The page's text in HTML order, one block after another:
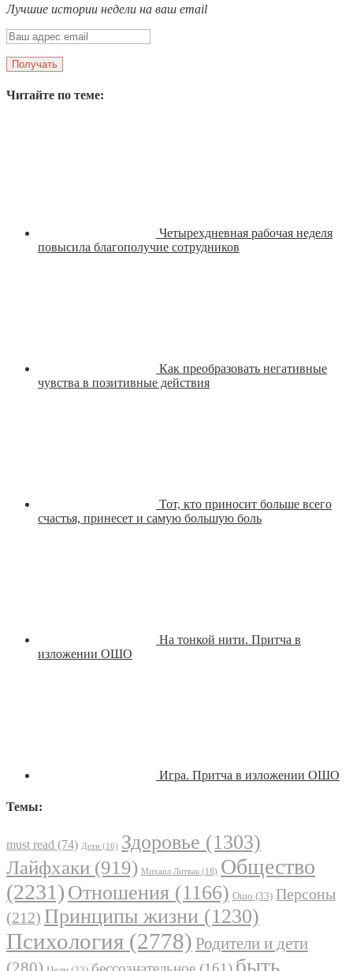
Лучшие истории недели на ваш email
Читайте по теме:
Четырехдневная рабочая неделя
повысила благополучие сотрудников
Как преобразовать негативные
чувства в позитивные действия
Тот, кто приносит больше всего
счастья, принесет и самую большую боль
На тонкой нити. Притча в
изложении ОШО
Игра. Притча в изложении ОШО
Темы:
must read (74) Дети (16) Здоровье (1303)
Лайфхаки (919) Михаил Литвак (18) Общество
(2231) Отношения (1166) Ошо (33) Персоны
(212) Принципы жизни (1230)
Психология (2778) Родители и дети
быть